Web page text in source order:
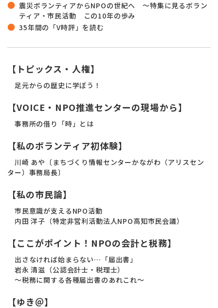
震災ボランティアからNPOの世紀へ ～特集に見るボラン
ティア・市民活動 この10年の歩み
35年間の「V時評」を読む
【トピックス・人権】
足元からの歴史に学ぼう！
【VOICE・NPO推進センターの現場から】
事務所の借り「時」とは
【私のボランティア初体験】
川崎 あや〔まちづくり情報センターかながわ（アリスセン
ター）事務局長〕
【私の市民論】
市民意識が支えるNPO活動
内田 洋子（特定非営利活動法人NPO高知市民会議）
【ここがポイント！NPOの会計と税務】
出さなければ始まらない…「届出書」
岩永 清滋（公認会計士・税理士）
～税務に関する各種届出書のあれこれ～
【ゆき＠】